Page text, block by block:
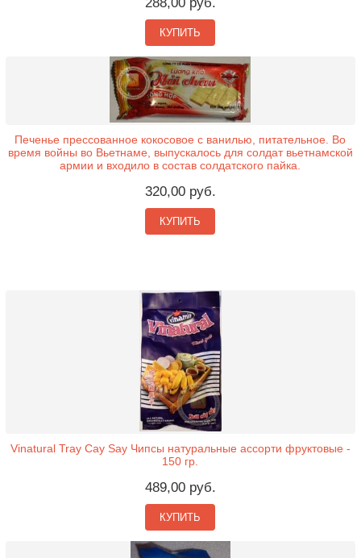
288,00 руб.
КУПИТЬ
Печенье прессованное кокосовое с ванилью, питательное. Во
время войны во Вьетнаме, выпускалось для солдат вьетнамской
армии и входило в состав солдатского пайка.
320,00 руб.
КУПИТЬ
Vinatural Tray Cay Say Чипсы натуральные ассорти фруктовые -
150 гр.
489,00 руб.
КУПИТЬ